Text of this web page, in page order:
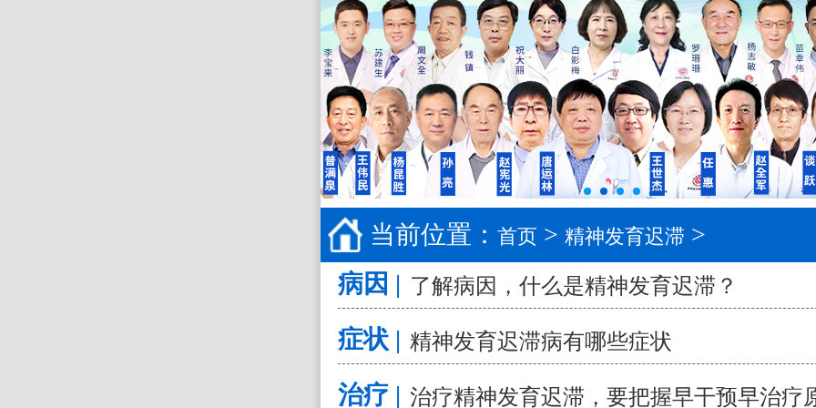
当前位置：首页 >精神发育迟滞 >
病因 | 了解病因，什么是精神发育迟滞？
症状 | 精神发育迟滞病有哪些症状
治疗 | 治疗精神发育迟滞，要把握早干预早治疗